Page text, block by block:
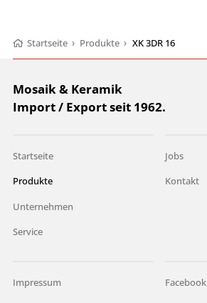
Startseite › Produkte › XK 3DR 16
Mosaik & Keramik
Import / Export seit 1962.
Startseite
Produkte
Unternehmen
Service
Jobs
Kontakt
Impressum Facebook